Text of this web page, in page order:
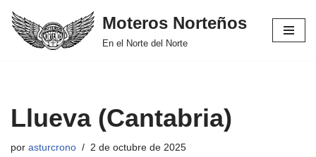
Saltar
Moteros Norteños
En el Norte del Norte
Llueva (Cantabria)
por asturcrono 2 de octubre de 2025